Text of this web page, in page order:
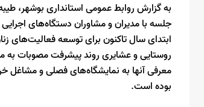
به گزارش روابط عمومی استانداری بوشهر،
جلسه با مدیران و مشاوران دستگاه‌های
ابتدای سال تاکنون برای توسعه فعالیت‌های
روستایی و عشایری روند پیشرفت مصوبات به
معرفی آنها به نمایشگاه‌های فصلی و مشاغل
بوده است.